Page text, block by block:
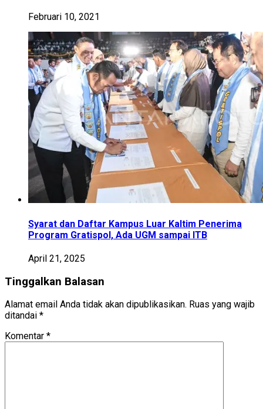
Februari 10, 2021
Syarat dan Daftar Kampus Luar Kaltim Penerima
Program Gratispol, Ada UGM sampai ITB
April 21, 2025
Tinggalkan Balasan
Alamat email Anda tidak akan dipublikasikan. Ruas yang wajib
ditandai *
Komentar *